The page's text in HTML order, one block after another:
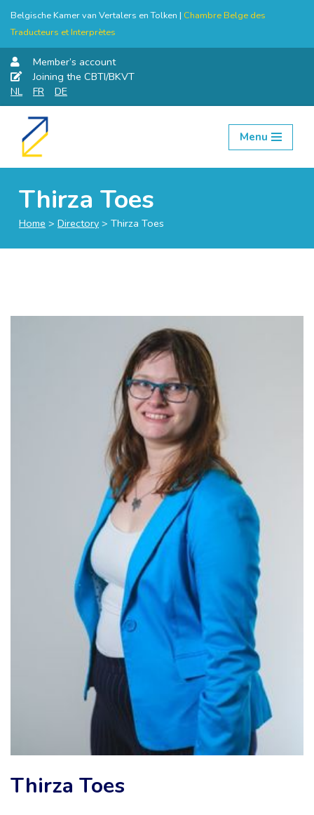
Belgische Kamer van Vertalers en Tolken | Chambre Belge des
Traducteurs et Interprètes
Member’s account
Joining the CBTI/BKVT
NL
FR DE
Skip
Menu
Thirza Toes
Home > Directory > Thirza Toes
Thirza Toes